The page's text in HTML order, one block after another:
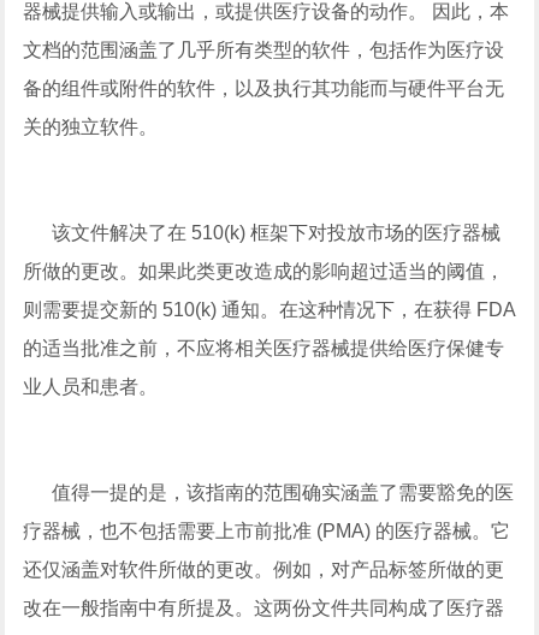
器械提供输入或输出，或提供医疗设备的动作。 因此，本
文档的范围涵盖了几乎所有类型的软件，包括作为医疗设
备的组件或附件的软件，以及执行其功能而与硬件平台无
关的独立软件。
该文件解决了在 510(k) 框架下对投放市场的医疗器械
所做的更改。如果此类更改造成的影响超过适当的阈值，
则需要提交新的 510(k) 通知。在这种情况下，在获得 FDA
的适当批准之前，不应将相关医疗器械提供给医疗保健专
业人员和患者。
值得一提的是，该指南的范围确实涵盖了需要豁免的医
疗器械，也不包括需要上市前批准 (PMA) 的医疗器械。它
还仅涵盖对软件所做的更改。例如，对产品标签所做的更
改在一般指南中有所提及。这两份文件共同构成了医疗器